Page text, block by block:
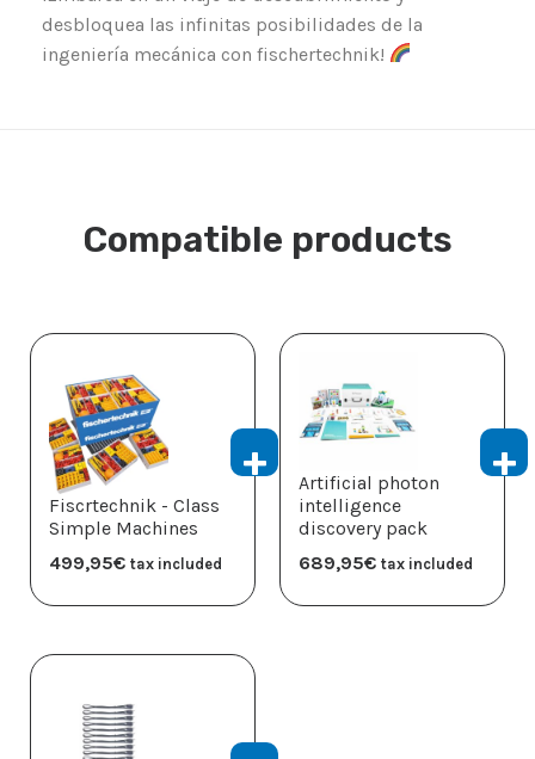
desbloquea las infinitas posibilidades de la
ingeniería mecánica con fischertechnik!
Compatible products
Fiscrtechnik - Class
Simple Machines
499,95€ tax included
Artificial photon
intelligence
discovery pack
689,95€ tax included